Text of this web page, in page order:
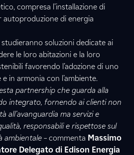
compresa l’installazione di
di energia
soluzioni dedicate ai
le loro abitazioni e la loro
favorendo l’adozione di uno
in armonia con l’ambiente.
partnership che guarda alla
integrato, fornendo ai clienti non
all’avanguardia ma servizi e
responsabili e rispettose sul
ambientale – commenta Massimo
Delegato di Edison Energia